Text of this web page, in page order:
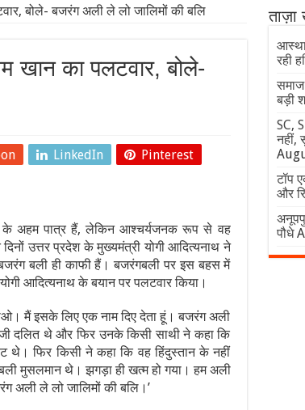
बोले- बजरंग अली ले लो जालिमों की बलि
खान का पलटवार, बोले-
LinkedIn Pinterest
के अहम पात्र हैं, लेकिन आश्चर्यजनक रूप से वह
उत्तर प्रदेश के मुख्यमंत्री योगी आदित्यनाथ ने
बली ही काफी हैं। बजरंगबली पर इस बहस में
आदित्यनाथ के बयान पर पलटवार किया।
मैं इसके लिए एक नाम दिए देता हूं। बजरंग अली
जी दलित थे और फिर उनके किसी साथी ने कहा कि
थे। फिर किसी ने कहा कि वह हिंदुस्तान के नहीं
मुसलमान थे। झगड़ा ही खत्म हो गया। हम अली
अली ले लो जालिमों की बलि।’
ताज़ा
रही
बड़ी
SC,
नहीं,
टॉप
और
पौधे